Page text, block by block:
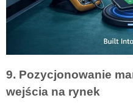
9. Pozycjonowanie
wejścia na rynek